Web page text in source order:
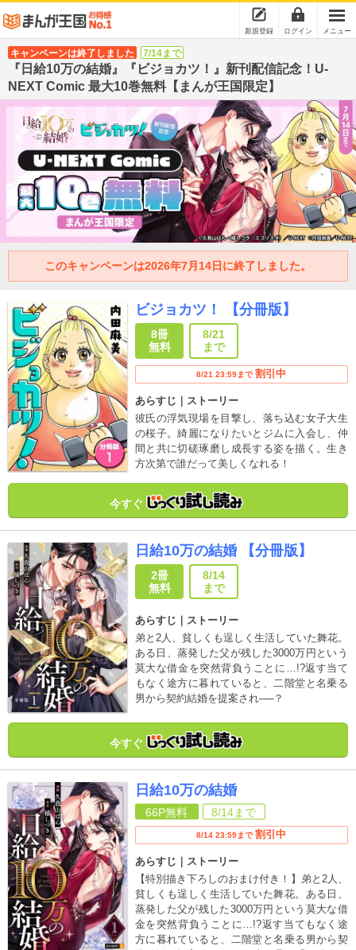
新規登録 ログイン メニュー
キャンペーンは終了しました 7/14まで
『日給10万の結婚』『ビジョカツ！』新刊配信記念！U-
NEXT Comic 最大10巻無料【まんが王国限定】
このキャンペーンは2026年7月14日に終了しました。
ビジョカツ！ 【分冊版】
8冊
無料
8/21
まで
8/21 23:59まで 割引中
あらすじ｜ストーリー
彼氏の浮気現場を目撃し、落ち込む女子大生
の桜子。綺麗になりたいとジムに入会し、仲
間と共に切磋琢磨し成長する姿を描く。生き
方次第で誰だって美しくなれる！
今すぐ
日給10万の結婚 【分冊版】
2冊
無料
8/14
まで
あらすじ｜ストーリー
弟と2人、貧しくも逞しく生活していた舞花。
ある日、蒸発した父が残した3000万円という
莫大な借金を突然背負うことに…!?返す当て
もなく途方に暮れていると、二階堂と名乗る
男から契約結婚を提案され──？
今すぐ
日給10万の結婚
66P無料 8/14まで
8/14 23:59まで 割引中
あらすじ｜ストーリー
【特別描き下ろしのおまけ付き！】弟と2人、
貧しくも逞しく生活していた舞花。ある日、
蒸発した父が残した3000万円という莫大な借
金を突然背負うことに…!?返す当てもなく途
方に暮れていると、二階堂と名乗る男から契